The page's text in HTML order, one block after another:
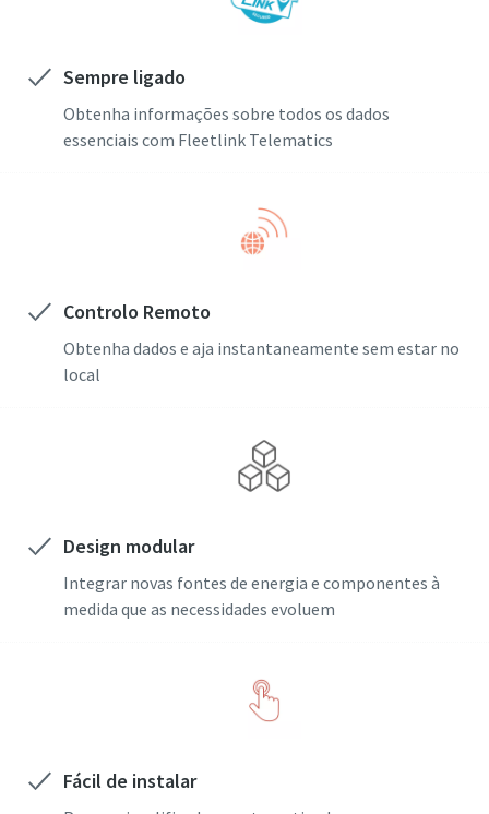
Sempre ligado
Obtenha informações sobre todos os dados
essenciais com Fleetlink Telematics
Controlo Remoto
Obtenha dados e aja instantaneamente sem estar no
local
Design modular
Integrar novas fontes de energia e componentes à
medida que as necessidades evoluem
Fácil de instalar